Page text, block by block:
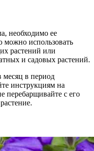
необходимо ее
можно использовать
растений или
и садовых растений.
месяц в период
инструкциям на
перебарщивайте с его